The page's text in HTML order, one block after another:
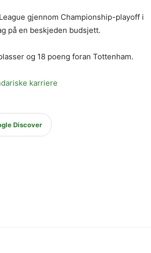
gjennom Championship-playoff i
på en beskjeden budsjett.
og 18 poeng foran Tottenham.
karriere
Discover